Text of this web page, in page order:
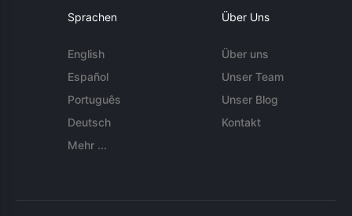
Sprachen
English
Español
Português
Deutsch
Mehr ...
Über Uns
Über uns
Unser Team
Unser Blog
Kontakt